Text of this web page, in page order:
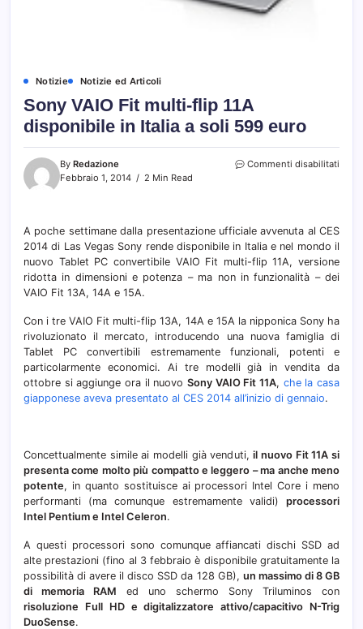
Notizie Notizie ed Articoli
Sony VAIO Fit multi-flip 11A
disponibile in Italia a soli 599 euro
By Redazione
Febbraio 1, 2014
2 Min Read
Commenti disabilitati
flip
in
599
A poche settimane dalla presentazione ufficiale avvenuta al CES
2014 di Las Vegas Sony rende disponibile in Italia e nel mondo il
nuovo Tablet PC convertibile VAIO Fit multi-flip 11A, versione
ridotta in dimensioni e potenza – ma non in funzionalità – dei
VAIO Fit 13A, 14A e 15A.
Con i tre VAIO Fit multi-flip 13A, 14A e 15A la nipponica Sony ha
rivoluzionato il mercato, introducendo una nuova famiglia di
Tablet PC convertibili estremamente funzionali, potenti e
particolarmente economici. Ai tre modelli già in vendita da
ottobre si aggiunge ora il nuovo Sony VAIO Fit 11A, che la casa
giapponese aveva presentato al CES 2014 all’inizio di gennaio.
Concettualmente simile ai modelli già venduti,il nuovo Fit 11A si
presenta come molto più compatto e leggero – ma anche meno
potente, in quanto sostituisce ai processori Intel Core i meno
performanti (ma comunque estremamente validi) processori
Intel Pentium e Intel Celeron.
A questi processori sono comunque affiancati dischi SSD ad
alte prestazioni (fino al 3 febbraio è disponibile gratuitamente la
possibilità di avere il disco SSD da 128 GB), un massimo di 8 GB
di memoria RAM ed uno schermo Sony Triluminos con
risoluzione Full HD e digitalizzatore attivo/capacitivo N-Trig
DuoSense.